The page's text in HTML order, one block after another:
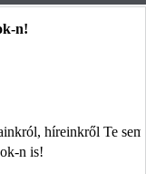
n!
híreinkről Te
n is!